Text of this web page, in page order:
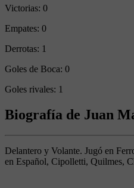
Victorias: 0
Empates: 0
Derrotas: 1
Goles de Boca: 0
Goles rivales: 1
Biografía de Juan
Delantero y Volante. Jugó en
en Español, Cipolletti, Quilmes,